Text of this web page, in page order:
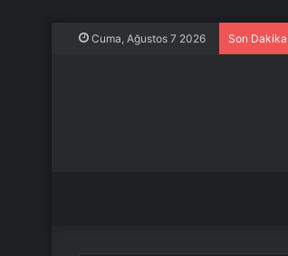
Cuma, Ağustos 7 2026 Son